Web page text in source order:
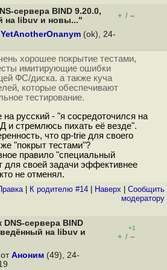
сервера BIND 9.20.0,
на libuv и новы..."
+ / –
YetAnotherOnanym (ok), 24-
хорошее покрытие тестами,
имитирующие ошибки
ФС/диска. а также куча
которые обеспечивают
тестирование.
на русский - "я сосредоточился на
и стремлюсь пихать её везде".
что qp-trie для своего
"покрыт тестами"?
правило "специальный
для своей задачи эффективнее
не отменял.
| К родителю #14 Наверх
Cообщить
модератору
сервера BIND
на libuv и
+1
+ / –
Аноним (49), 24-